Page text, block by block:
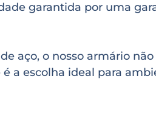
garantida por uma
aço, o nosso armário
é a escolha ideal para